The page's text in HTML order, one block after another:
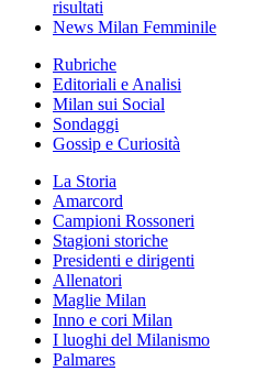
risultati
News Milan Femminile
Rubriche
Editoriali e Analisi
Milan sui Social
Sondaggi
Gossip e Curiosità
La Storia
Amarcord
Campioni Rossoneri
Stagioni storiche
Presidenti e dirigenti
Allenatori
Maglie Milan
Inno e cori Milan
I luoghi del Milanismo
Palmares